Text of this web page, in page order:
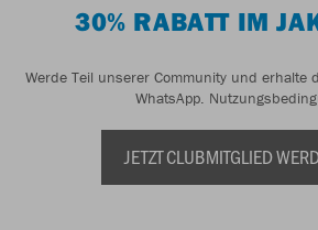
30% RABATT IM
Werde Teil unserer Community und erhalte
WhatsApp.
JETZT CLUBMITGLIED